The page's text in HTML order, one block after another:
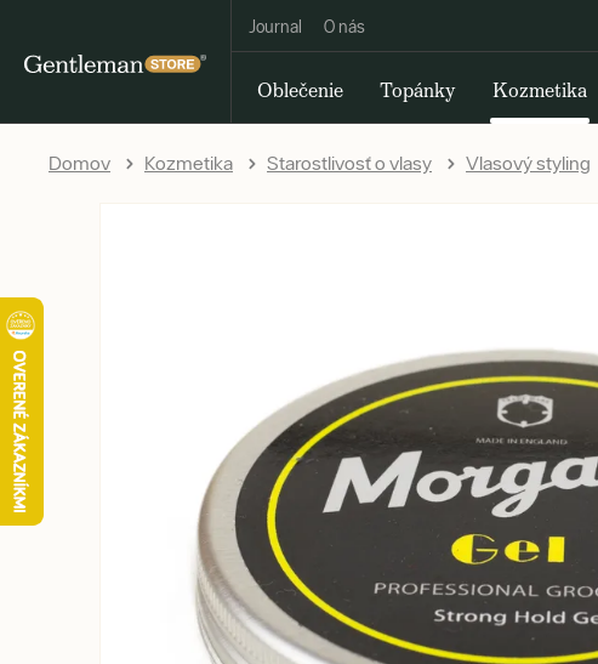
Journal O nás
Oblečenie Topánky Kozmetika
Domov Kozmetika Starostlivosť o vlasy Vlasový styling